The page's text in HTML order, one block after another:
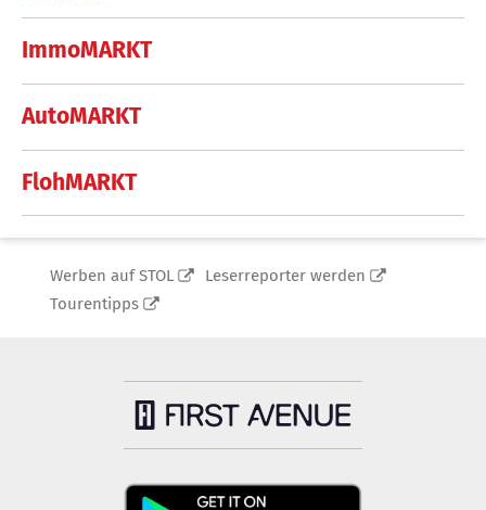
ImmoMARKT
AutoMARKT
FlohMARKT
Werben auf STOL
Leserreporter werden
Tourentipps